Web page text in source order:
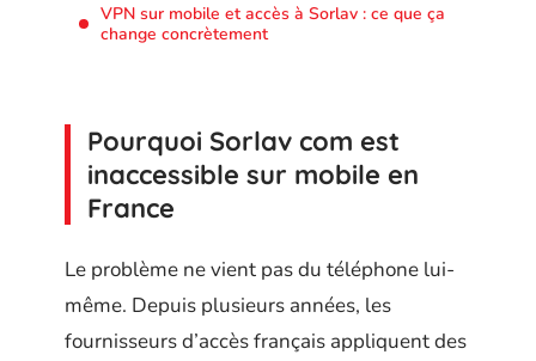
VPN sur mobile et accès à Sorlav : ce que ça
change concrètement
Pourquoi Sorlav com est
inaccessible sur mobile en
France
Le problème ne vient pas du téléphone lui-
même. Depuis plusieurs années, les
fournisseurs d’accès français appliquent des